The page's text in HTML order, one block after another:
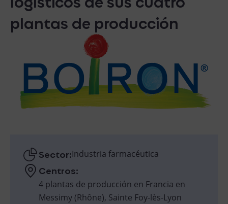
plantas de producción
Sector:Industria farmacéutica
Centros:
4 plantas de producción en Francia en
Messimy (Rhône), Sainte Foy-lès-Lyon